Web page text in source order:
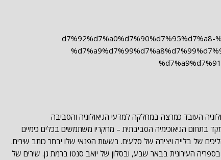
ופרופסור לגיאולוגיה העובד כמרצה במחלקה למדעי הגיאולוגיה והסביבה
בתחום הגיאוכימיה הסביבתית – מחקריו משתמשים בכלים כימיים
של בלייה ויצירה של סלעים. בשעות הפנאי שלו יבחר כותב שירים.
העירונית בבאר שבע, ובסלון של יואב סנטו ברמת גן. שירים של